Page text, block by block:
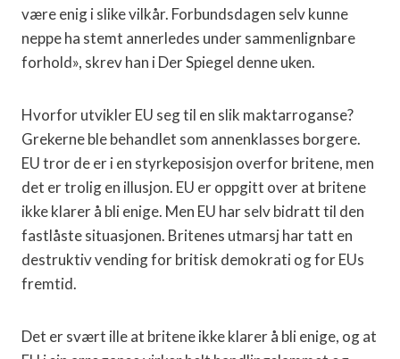
være enig i slike vilkår. Forbundsdagen selv kunne
neppe ha stemt annerledes under sammenlignbare
forhold», skrev han i Der Spiegel denne uken.
Hvorfor utvikler EU seg til en slik maktarroganse?
Grekerne ble behandlet som annenklasses borgere.
EU tror de er i en styrkeposisjon overfor britene, men
det er trolig en illusjon. EU er oppgitt over at britene
ikke klarer å bli enige. Men EU har selv bidratt til den
fastlåste situasjonen. Britenes utmarsj har tatt en
destruktiv vending for britisk demokrati og for EUs
fremtid.
Det er svært ille at britene ikke klarer å bli enige, og at